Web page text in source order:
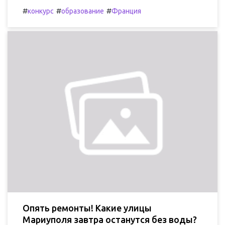
#конкурс #образование #Франция
Опять ремонты! Какие улицы
Мариуполя завтра останутся без воды?